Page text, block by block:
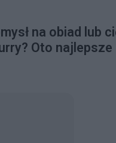
na obiad lub
Oto najlepsze